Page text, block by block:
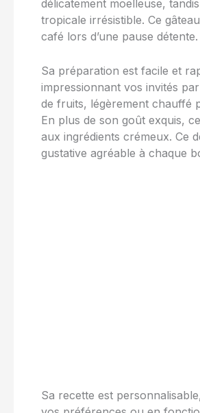
délicatement moelleuse,
tropicale irrésistible. Ce
café lors d’une pause détente.
Sa préparation est facile et
impressionnant vos invités
de fruits, légèrement chauffé
En plus de son goût exquis,
aux ingrédients crémeux. Ce
gustative agréable à chaque
Sa recette est